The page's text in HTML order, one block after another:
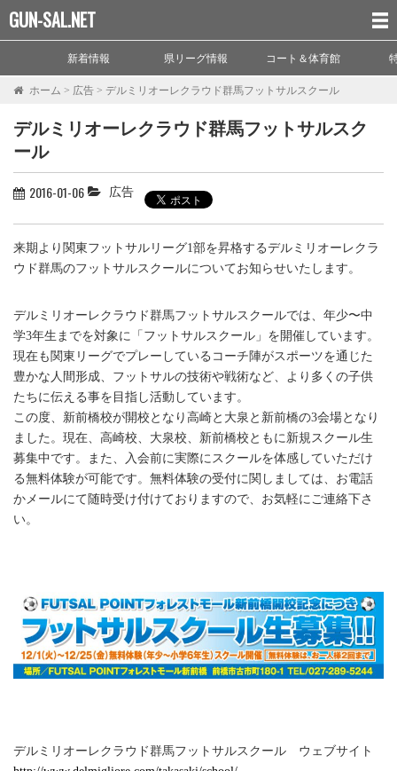
GUN-SAL.NET
新着情報 県リーグ情報 コート＆体育館
ホーム > 広告 > デルミリオーレクラウド群馬フットサルスクール
デルミリオーレクラウド群馬フットサルスク
ール
2016-01-06 広告
来期より関東フットサルリーグ1部を昇格するデルミリオーレクラ
ウド群馬のフットサルスクールについてお知らせいたします。
デルミリオーレクラウド群馬フットサルスクールでは、年少〜中
学3年生までを対象に「フットサルスクール」を開催しています。
現在も関東リーグでプレーしているコーチ陣がスポーツを通じた
豊かな人間形成、フットサルの技術や戦術など、より多くの子供
たちに伝える事を目指し活動しています。
この度、新前橋校が開校となり高崎と大泉と新前橋の3会場となり
ました。現在、高崎校、大泉校、新前橋校ともに新規スクール生
募集中です。また、入会前に実際にスクールを体感していただけ
る無料体験が可能です。無料体験の受付に関しましては、お電話
かメールにて随時受け付けておりますので、お気軽にご連絡下さ
い。
デルミリオーレクラウド群馬フットサルスクール ウェブサイト